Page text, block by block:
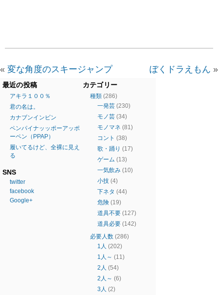
« 変な角度のスキージャンプ ぼくドラえもん »
最近の投稿
アキラ１００％
君の名は。
カナブンインビン
ペンパイナッッポーアッポ
ーペン（PPAP）
履いてるけど、全裸に見え
る
SNS
twitter
facebook
Google+
カテゴリー
種類 (286)
一発芸 (230)
モノ芸 (34)
モノマネ (81)
コント (38)
歌・踊り (17)
ゲーム (13)
一気飲み (10)
小技 (4)
下ネタ (44)
危険 (19)
道具不要 (127)
道具必要 (142)
必要人数 (286)
1人 (202)
1人～ (11)
2人 (54)
2人～ (6)
3人 (2)